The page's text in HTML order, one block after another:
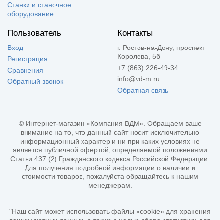
Станки и станочное
оборудование
Пользователь
Вход
Регистрация
Сравнения
Обратный звонок
Контакты
г. Ростов-на-Дону, проспект
Королева, 5б
+7 (863) 226-49-34
info@vd-m.ru
Обратная связь
© Интернет-магазин «Компания ВДМ». Обращаем ваше
внимание на то, что данный сайт носит исключительно
информационный характер и ни при каких условиях не
является публичной офертой, определяемой положениями
Статьи 437 (2) Гражданского кодекса Российской Федерации.
Для получения подробной информации о наличии и
стоимости товаров, пожалуйста обращайтесь к нашим
менеджерам.
"Наш сайт может использовать файлы «cookie» для хранения